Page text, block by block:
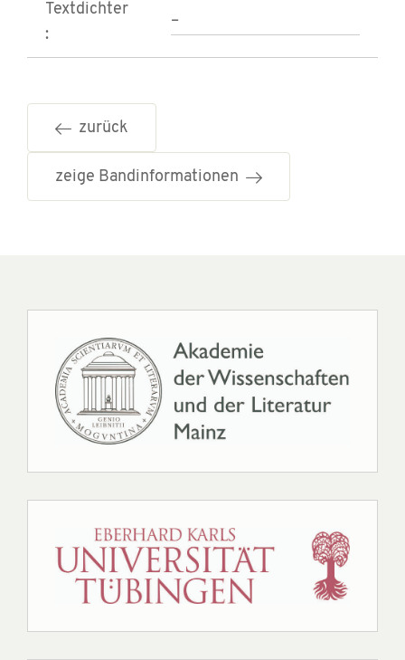
Textdichter
:
–
zurück
zeige Bandinformationen